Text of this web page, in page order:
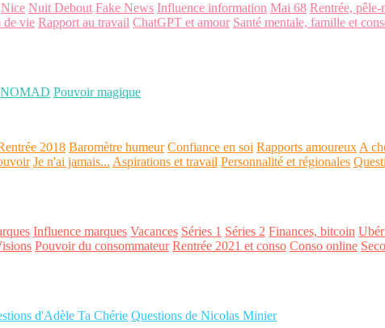
Nice Nuit Debout Fake News Influence information Mai 68 Rentrée, pêle-
de vie Rapport au travail ChatGPT et amour Santé mentale, famille et
NOMAD Pouvoir magique
2018 Baromètre humeur Confiance en soi Rapports amoureux A
Je n'ai jamais... Aspirations et travail Personnalité et régionales
Influence marques Vacances Séries 1 Séries 2 Finances, bitcoin
Pouvoir du consommateur Rentrée 2021 et conso Conso online
d'Adèle Ta Chérie Questions de Nicolas Minier